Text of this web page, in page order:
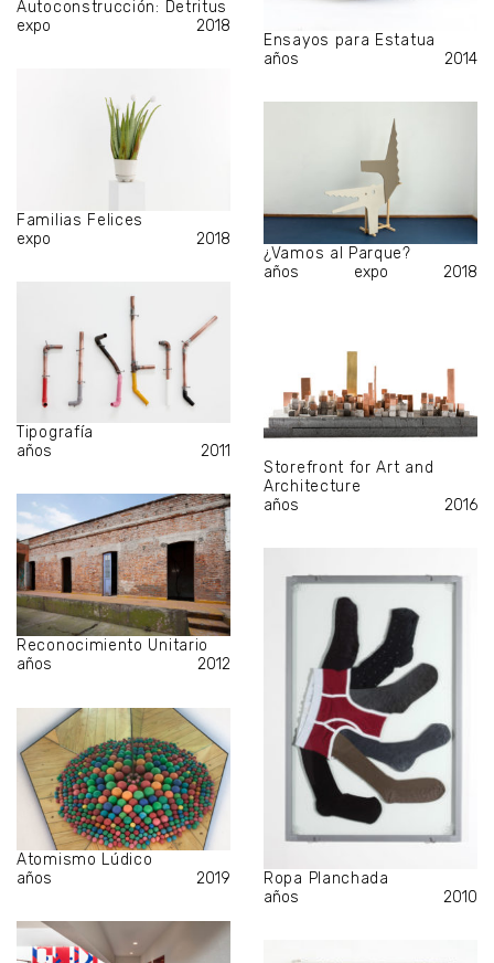
Ensayos para Estatua
años
2014
Autoconstrucción: Detritus
expo
2018
Familias Felices
expo
2018
¿Vamos al Parque?
años
expo 2018
Tipografía
años
2011
Storefront for Art and
Architecture
años
2016
Reconocimiento Unitario
años
2012
Ropa Planchada
años
2010
Atomismo Lúdico
años
2019